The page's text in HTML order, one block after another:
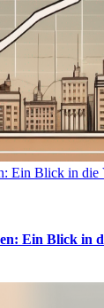
Ein Blick in die
Ein Blick in